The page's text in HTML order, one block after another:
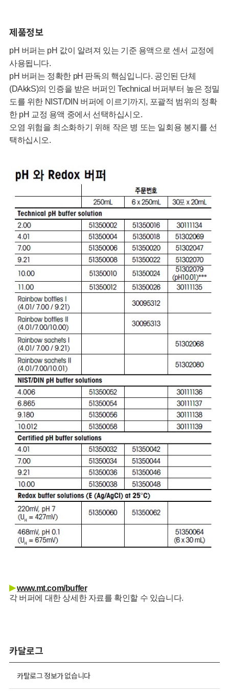
제품정보
pH 버퍼는 pH 값이 알려져 있는 기준 용액으로 센서 교정에
사용됩니다.
pH 버퍼는 정확한 pH 판독의 핵심입니다. 공인된 단체
(DAkkS)의 인증을 받은 버퍼인 Technical 버퍼부터 높은 정밀
도를 위한 NIST/DIN 버퍼에 이르기까지, 포괄적 범위의 정확
한 pH 교정 용액 중에서 선택하십시오.
오염 위험을 최소화하기 위해 작은 병 또는 일회용 봉지를 선
택하십시오.
▶ www.mt.com/buffer
각 버퍼에 대한 상세한 자료를 확인할 수 있습니다.
카달로그
카탈로그 정보가 없습니다